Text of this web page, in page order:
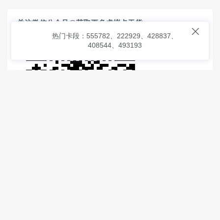
关注微信公众号@获取更多虚拟卡干货

热门卡段：555782、222929、428837、
408544、493193